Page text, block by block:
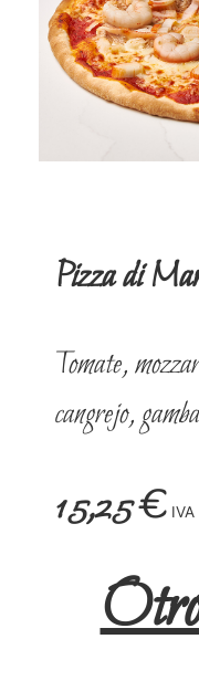
Pizza di
Tomate,
cangrejo,
15,25€